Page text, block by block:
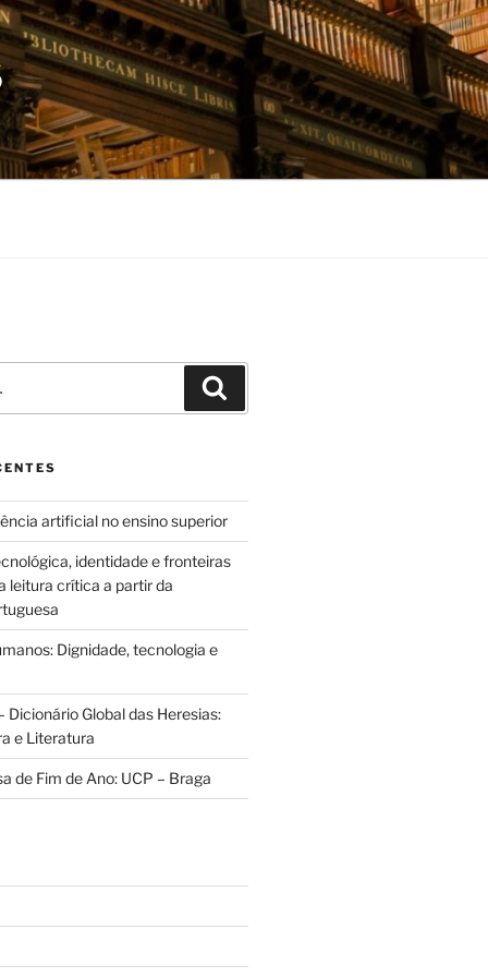
artificial no ensino superior
identidade e fronteiras
leitura crítica a partir da
Dignidade, tecnologia e
Dicionário Global das Heresias:
e Literatura
de Fim de Ano: UCP – Braga